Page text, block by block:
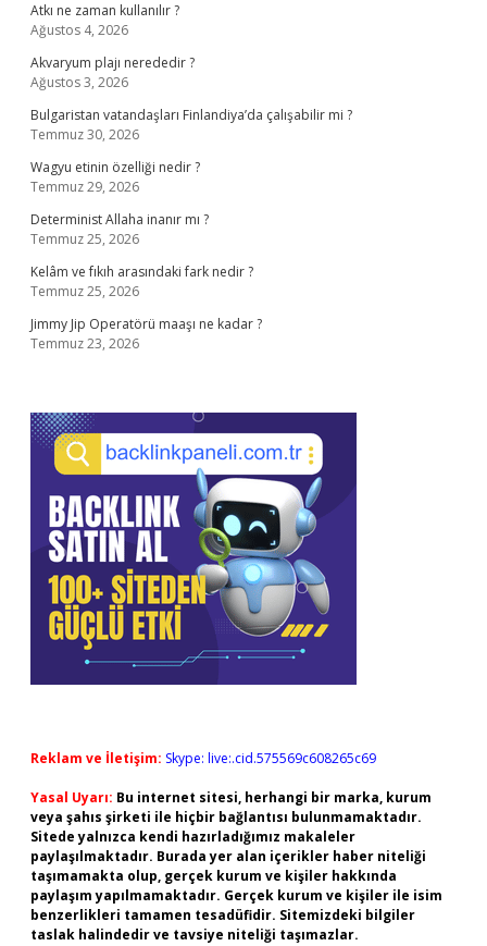
Atkı ne zaman kullanılır ?
Ağustos 4, 2026
Akvaryum plajı nerededir ?
Ağustos 3, 2026
Bulgaristan vatandaşları Finlandiya’da çalışabilir mi ?
Temmuz 30, 2026
Wagyu etinin özelliği nedir ?
Temmuz 29, 2026
Determinist Allaha inanır mı ?
Temmuz 25, 2026
Kelâm ve fıkıh arasındaki fark nedir ?
Temmuz 25, 2026
Jimmy Jip Operatörü maaşı ne kadar ?
Temmuz 23, 2026
Reklam ve İletişim: Skype: live:.cid.575569c608265c69
Yasal Uyarı: Bu internet sitesi, herhangi bir marka, kurum
veya şahıs şirketi ile hiçbir bağlantısı bulunmamaktadır.
Sitede yalnızca kendi hazırladığımız makaleler
paylaşılmaktadır. Burada yer alan içerikler haber niteliği
taşımamakta olup, gerçek kurum ve kişiler hakkında
paylaşım yapılmamaktadır. Gerçek kurum ve kişiler ile isim
benzerlikleri tamamen tesadüfidir. Sitemizdeki bilgiler
taslak halindedir ve tavsiye niteliği taşımazlar.